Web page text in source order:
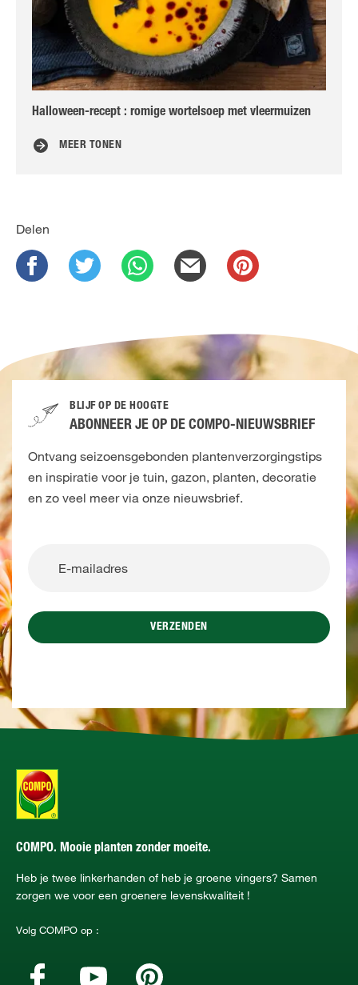
Halloween-recept : romige wortelsoep met vleermuizen
MEER TONEN
Delen
BLIJF OP DE HOOGTE
ABONNEER JE OP DE COMPO-NIEUWSBRIEF
Ontvang seizoensgebonden plantenverzorgingstips
en inspiratie voor je tuin, gazon, planten, decoratie
en zo veel meer via onze nieuwsbrief.
VERZENDEN
COMPO. Mooie planten zonder moeite.
Heb je twee linkerhanden of heb je groene vingers? Samen
zorgen we voor een groenere levenskwaliteit !
Volg COMPO op :